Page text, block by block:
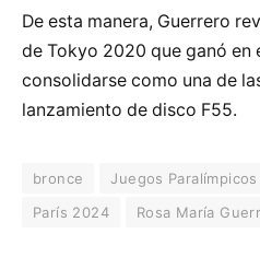
De esta manera, Guerrero
de Tokyo 2020 que ganó en
consolidarse como una de
lanzamiento de disco F55.
bronce Juegos Paralímpicos
París 2024
Rosa María